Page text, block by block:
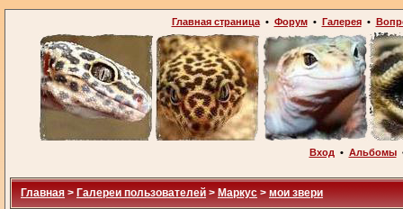
Главная страница• Форум• Галерея•
Вход • Альбомы
Главная > Галереи пользователей > Маркус > мои звери